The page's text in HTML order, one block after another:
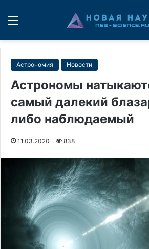
Астрономия Новости
Астрономы
самый далекий
либо наблюдаемый
11.03.2020 838